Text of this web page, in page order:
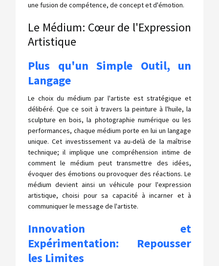
une fusion de compétence, de concept et d'émotion.
Le Médium: Cœur de l'Expression
Artistique
Plus qu'un Simple Outil, un
Langage
Le choix du médium par l'artiste est stratégique et
délibéré. Que ce soit à travers la peinture à l'huile, la
sculpture en bois, la photographie numérique ou les
performances, chaque médium porte en lui un langage
unique. Cet investissement va au-delà de la maîtrise
technique; il implique une compréhension intime de
comment le médium peut transmettre des idées,
évoquer des émotions ou provoquer des réactions. Le
médium devient ainsi un véhicule pour l'expression
artistique, choisi pour sa capacité à incarner et à
communiquer le message de l'artiste.
Innovation et
Expérimentation: Repousser
les Limites